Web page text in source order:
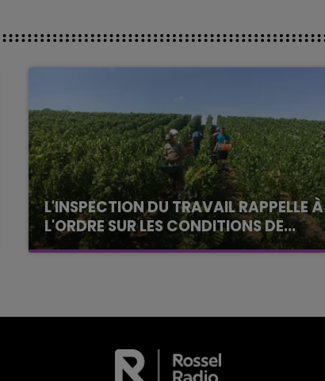
L'INSPECTION DU TRAVAIL RAPPELLE À
L'ORDRE SUR LES CONDITIONS DE...
Alors que les dates de début des vendange